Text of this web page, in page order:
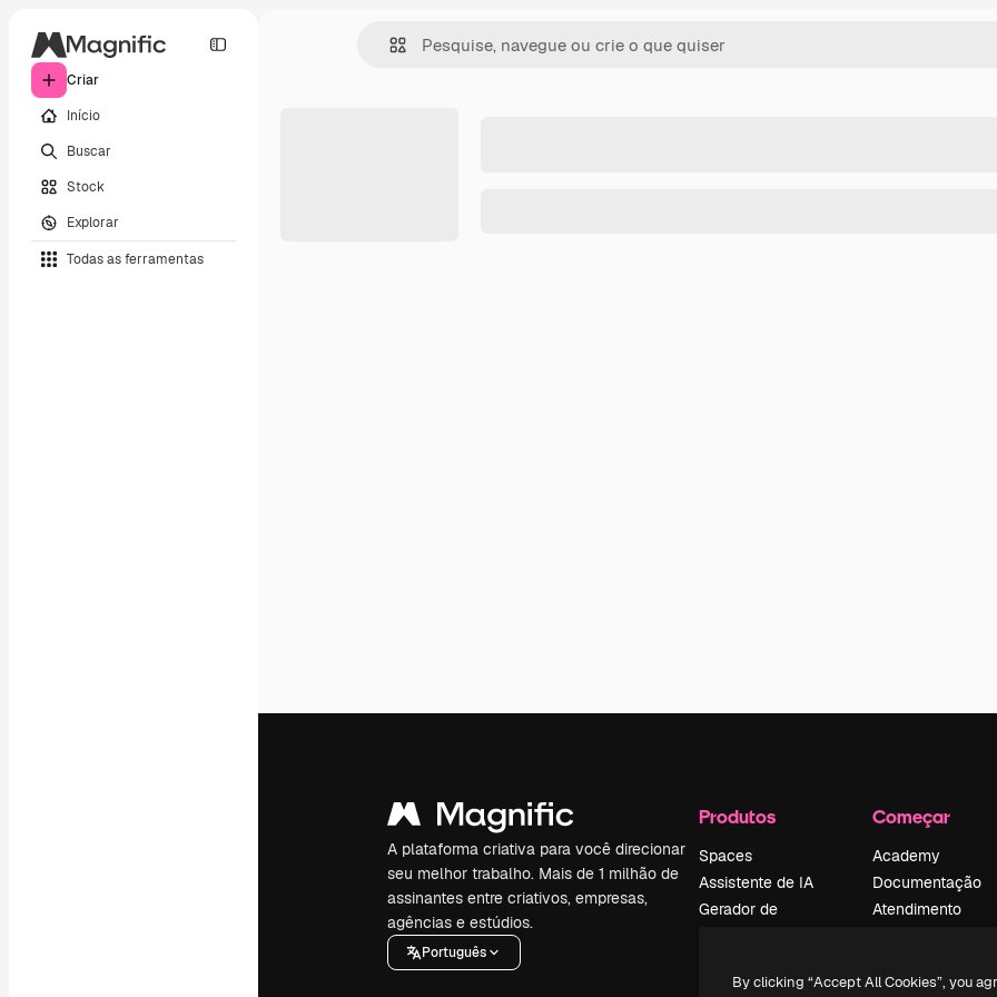
Criar
Início
Buscar
Stock
Explorar
Todas as ferramentas
A plataforma criativa para você direcionar
seu melhor trabalho. Mais de 1 milhão de
assinantes entre criativos, empresas,
agências e estúdios.
Português
Produtos
Spaces
Assistente de IA
Gerador de
Texto para voz
Começar
Academy
Documentação
Atendimento
Política de
By clicking “Accept All Cookies”, you